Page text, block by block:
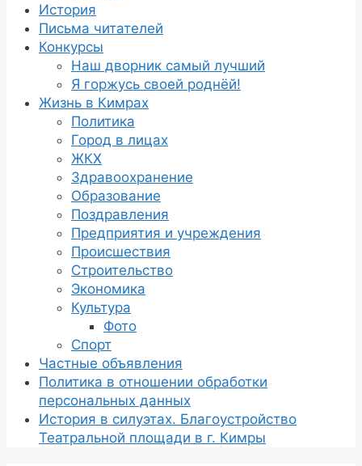
История
Письма читателей
Конкурсы
Наш дворник самый лучший
Я горжусь своей роднёй!
Жизнь в Кимрах
Политика
Город в лицах
ЖКХ
Здравоохранение
Образование
Поздравления
Предприятия и учреждения
Происшествия
Строительство
Экономика
Культура
Фото
Спорт
Частные объявления
Политика в отношении обработки
персональных данных
История в силуэтах. Благоустройство
Театральной площади в г. Кимры